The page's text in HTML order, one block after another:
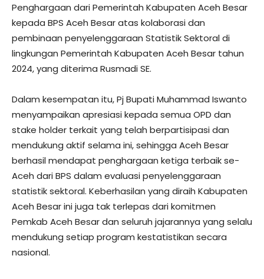
Penghargaan dari Pemerintah Kabupaten Aceh Besar
kepada BPS Aceh Besar atas kolaborasi dan
pembinaan penyelenggaraan Statistik Sektoral di
lingkungan Pemerintah Kabupaten Aceh Besar tahun
2024, yang diterima Rusmadi SE.
Dalam kesempatan itu, Pj Bupati Muhammad Iswanto
menyampaikan apresiasi kepada semua OPD dan
stake holder terkait yang telah berpartisipasi dan
mendukung aktif selama ini, sehingga Aceh Besar
berhasil mendapat penghargaan ketiga terbaik se-
Aceh dari BPS dalam evaluasi penyelenggaraan
statistik sektoral. Keberhasilan yang diraih Kabupaten
Aceh Besar ini juga tak terlepas dari komitmen
Pemkab Aceh Besar dan seluruh jajarannya yang selalu
mendukung setiap program kestatistikan secara
nasional.